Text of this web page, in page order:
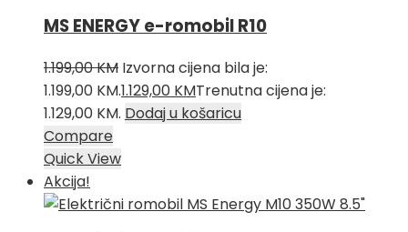
MS ENERGY e-romobil R10
1.199,00KM Izvorna cijena bila je:
1.199,00 KM.1.129,00 KMTrenutna cijena je:
1.129,00 KM. Dodaj u košaricu
Compare
Quick View
Akcija!